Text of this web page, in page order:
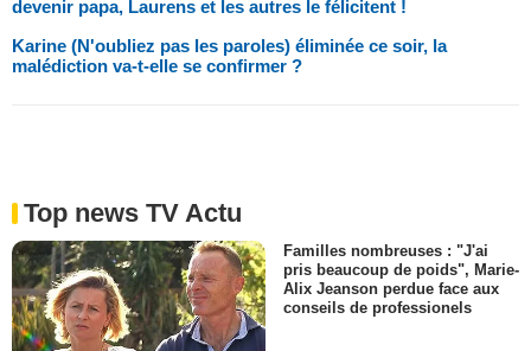
devenir papa, Laurens et les autres le félicitent !
Karine (N'oubliez pas les paroles) éliminée ce soir, la
malédiction va-t-elle se confirmer ?
Top news TV Actu
Familles nombreuses : "J'ai
pris beaucoup de poids", Marie-
Alix Jeanson perdue face aux
conseils de professionels